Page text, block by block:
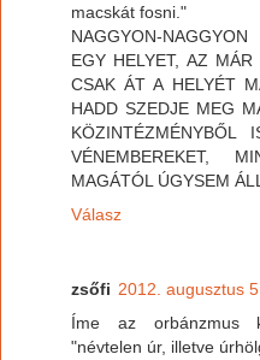
macskát fosni."
NAGGYON-
EGY HELYET, AZ
CSAK ÁT A HELYÉT
HADD SZEDJE MEG
VÉNEMBEREKET,
MAGÁTÓL ÚGYSEM
Válasz
zsőfi 2012. augusztus
Íme az orbánzmus
"névtelen úr, illetve